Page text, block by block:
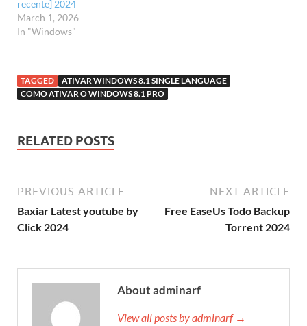
recente] 2024
March 1, 2026
In "Windows"
TAGGED
ATIVAR WINDOWS 8.1 SINGLE LANGUAGE
COMO ATIVAR O WINDOWS 8.1 PRO
RELATED POSTS
PREVIOUS ARTICLE
Baxiar Latest youtube by
Click 2024
NEXT ARTICLE
Free EaseUs Todo Backup
Torrent 2024
About adminarf
View all posts by adminarf →